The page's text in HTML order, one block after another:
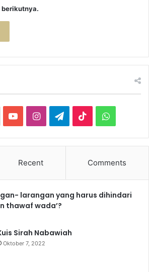
berikutnya.
YouTubeInstagramTelegram
TikTok
Recent Comments
larangan yang harus dihindari
thawaf wada’?
Sirah Nabawiah
Oktober 7, 2022